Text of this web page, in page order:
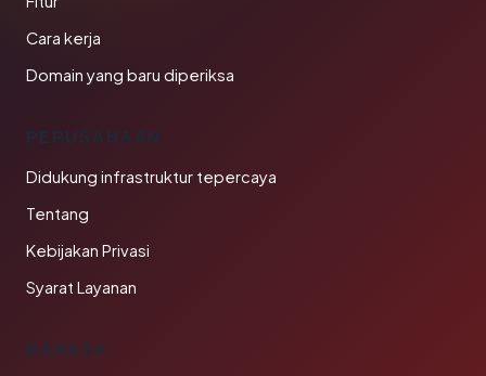
Cara kerja
Domain yang baru diperiksa
PERUSAHAAN
Didukung infrastruktur tepercaya
Tentang
Kebijakan Privasi
Syarat Layanan
BAHASA